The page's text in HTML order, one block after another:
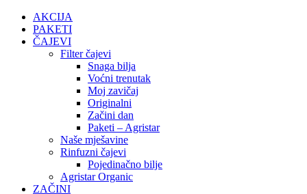
AKCIJA
PAKETI
ČAJEVI
Filter čajevi
Snaga bilja
Voćni trenutak
Moj zavičaj
Originalni
Začini dan
Paketi – Agristar
Naše mješavine
Rinfuzni čajevi
Pojedinačno bilje
Agristar Organic
ZAČINI